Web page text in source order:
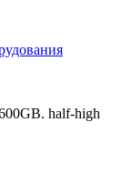
half-high